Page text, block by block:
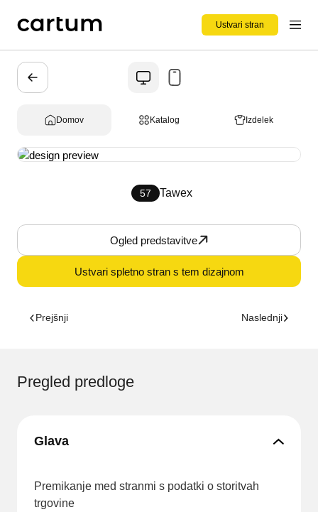
Ustvari stran
Domov Katalog Izdelek
57 Tawex
Ogled predstavitve
Ustvari spletno stran s tem dizajnom
Prejšnji Naslednji
Pregled predloge
Glava
Premikanje med stranmi s podatki o storitvah
trgovine